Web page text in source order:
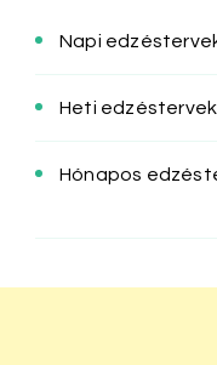
Napi
Heti edzéstervek
Hónapos